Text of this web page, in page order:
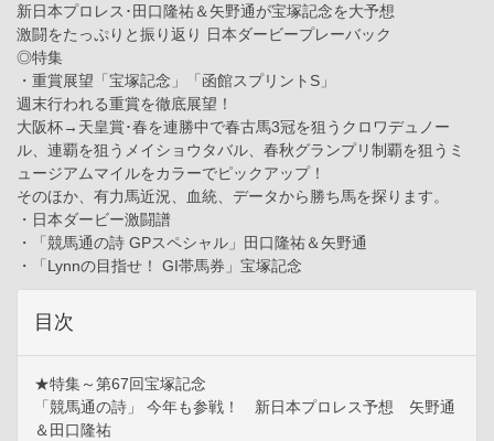
新日本プロレス･田口隆祐＆矢野通が宝塚記念を大予想
激闘をたっぷりと振り返り 日本ダービープレーバック
◎特集
・重賞展望「宝塚記念」「函館スプリントS」
週末行われる重賞を徹底展望！
大阪杯→天皇賞･春を連勝中で春古馬3冠を狙うクロワデュノー
ル、連覇を狙うメイショウタバル、春秋グランプリ制覇を狙うミ
ュージアムマイルをカラーでピックアップ！
そのほか、有力馬近況、血統、データから勝ち馬を探ります。
・日本ダービー激闘譜
・「競馬通の詩 GPスペシャル」田口隆祐＆矢野通
・「Lynnの目指せ！ GI帯馬券」宝塚記念
目次
★特集～第67回宝塚記念
「競馬通の詩」 今年も参戦！ 新日本プロレス予想 矢野通
＆田口隆祐